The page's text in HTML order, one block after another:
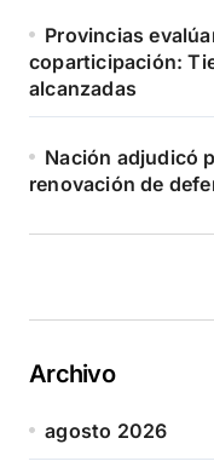
Provincias
coparticipación:
alcanzadas
Nación adjudicó
renovación de
Archivo
agosto 2026